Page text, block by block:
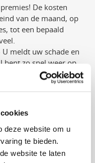
deze website om u
te bieden.
website te laten
De kosten
van de maand, op
tot een bepaald
meldt uw schade en
bent zo snel weer op
zelfs niet op de accu!
of zwaar
een gloednieuw
waardeverlies.
van de polis